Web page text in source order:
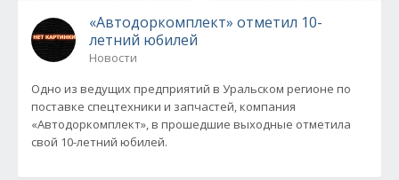
«Автодоркомплект» отметил 10-
летний юбилей
Новости
Одно из ведущих предприятий в Уральском регионе по
поставке спецтехники и запчастей, компания
«Автодоркомплект», в прошедшие выходные отметила
свой 10-летний юбилей.